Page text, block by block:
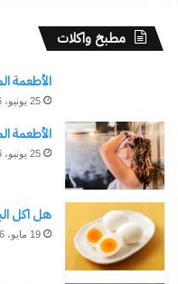
مطبخ واكلات
الأطعمة
25 يونيو، 2026
الأطعمة
25 يونيو، 2026
هل اكل
19 مايو، 2026